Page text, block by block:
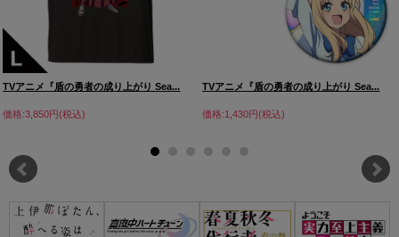
TVアニメ『盾の勇者の成り上がり Sea...
価格:3,850円(税込)
TVアニメ『盾の勇者の成り上がり Sea...
価格:1,430円(税込)